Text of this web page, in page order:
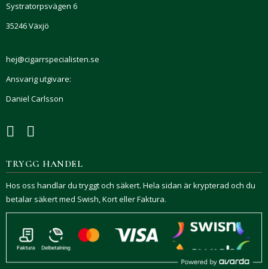
Systratorpsvägen 6
35246 Växjö
hej@cigarrspecialisten.se
Ansvarig utgivare:
Daniel Carlsson
TRYGG HANDEL
Hos oss handlar du tryggt och säkert. Hela sidan är krypterad och du
betalar säkert med Swish, Kort eller Faktura.